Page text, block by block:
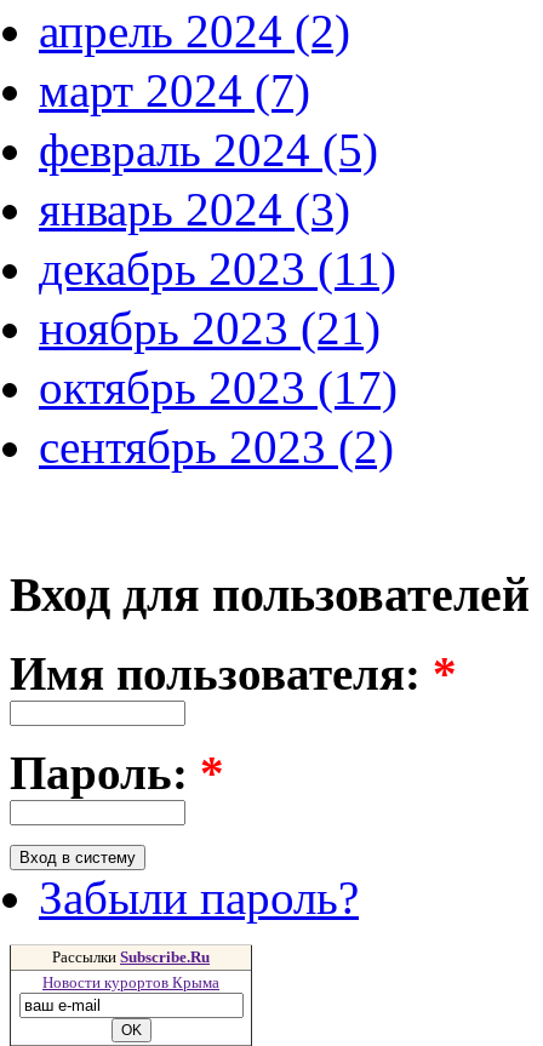
апрель 2024 (2)
март 2024 (7)
февраль 2024 (5)
январь 2024 (3)
декабрь 2023 (11)
ноябрь 2023 (21)
октябрь 2023 (17)
сентябрь 2023 (2)
Вход для пользователей
Имя пользователя: *
Пароль: *
Забыли пароль?
Рассылки Subscribe.Ru
Новости курортов Крыма